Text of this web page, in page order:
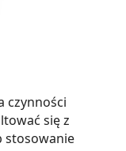
czynności
się z
stosowanie